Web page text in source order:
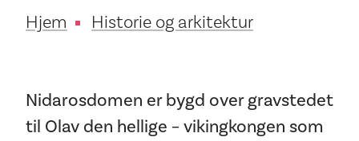
Hjem Historie og arkitektur
Nidarosdomen er bygd over gravstedet
til Olav den hellige – vikingkongen som